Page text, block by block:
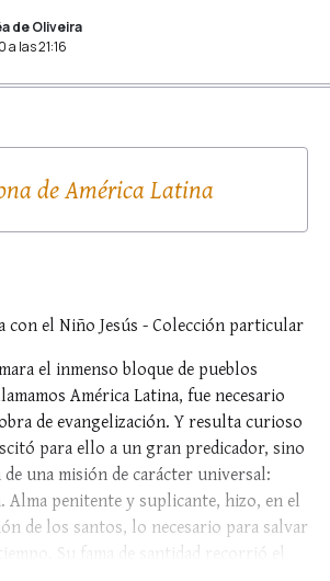
de Oliveira
a las 21:16
de América Latina
con el Niño Jesús - Colección particular
el inmenso bloque de pueblos
América Latina, fue necesario
de evangelización. Y resulta curioso
para ello a un gran predicador, sino
una misión de carácter universal:
Alma penitente y suplicante, hizo, en el
de los santos, lo necesario para salvar
tiempo. Su fama de santidad recorrió el